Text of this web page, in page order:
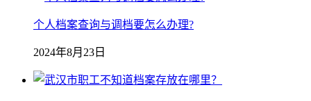
个人档案查询与调档要怎么办理?
2024年8月23日